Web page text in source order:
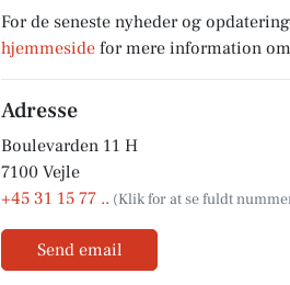
For de seneste nyheder og
hjemmeside for mere information
Adresse
Boulevarden 11 H
7100 Vejle
+45 31 15 77 ..
Send email